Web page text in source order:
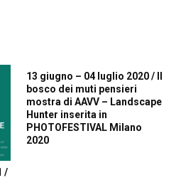
/
13 giugno – 04 luglio 2020 / Il
bosco dei muti pensieri
mostra di AAVV – Landscape
Hunter inserita in
PHOTOFESTIVAL Milano
2020